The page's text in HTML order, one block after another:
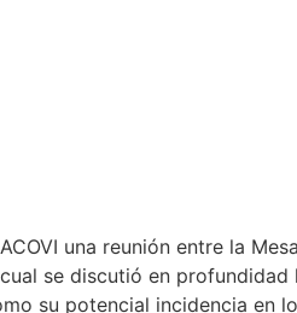
una reunión entre la
se discutió en
su potencial incidencia en